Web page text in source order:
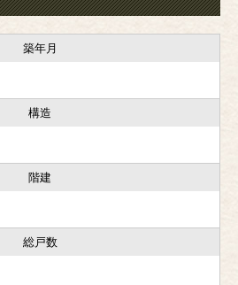
築年月
構造
階建
総戸数